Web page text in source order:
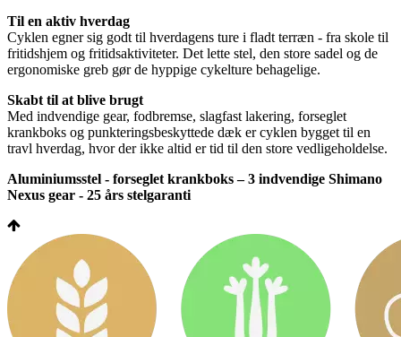
Til en aktiv hverdag
Cyklen egner sig godt til hverdagens ture i fladt terræn - fra skole til
fritidshjem og fritidsaktiviteter. Det lette stel, den store sadel og de
ergonomiske greb gør de hyppige cykelture behagelige.
Skabt til at blive brugt
Med indvendige gear, fodbremse, slagfast lakering, forseglet
krankboks og punkteringsbeskyttede dæk er cyklen bygget til en
travl hverdag, hvor der ikke altid er tid til den store vedligeholdelse.
Aluminiumsstel - forseglet krankboks – 3 indvendige Shimano
Nexus gear - 25 års stelgaranti